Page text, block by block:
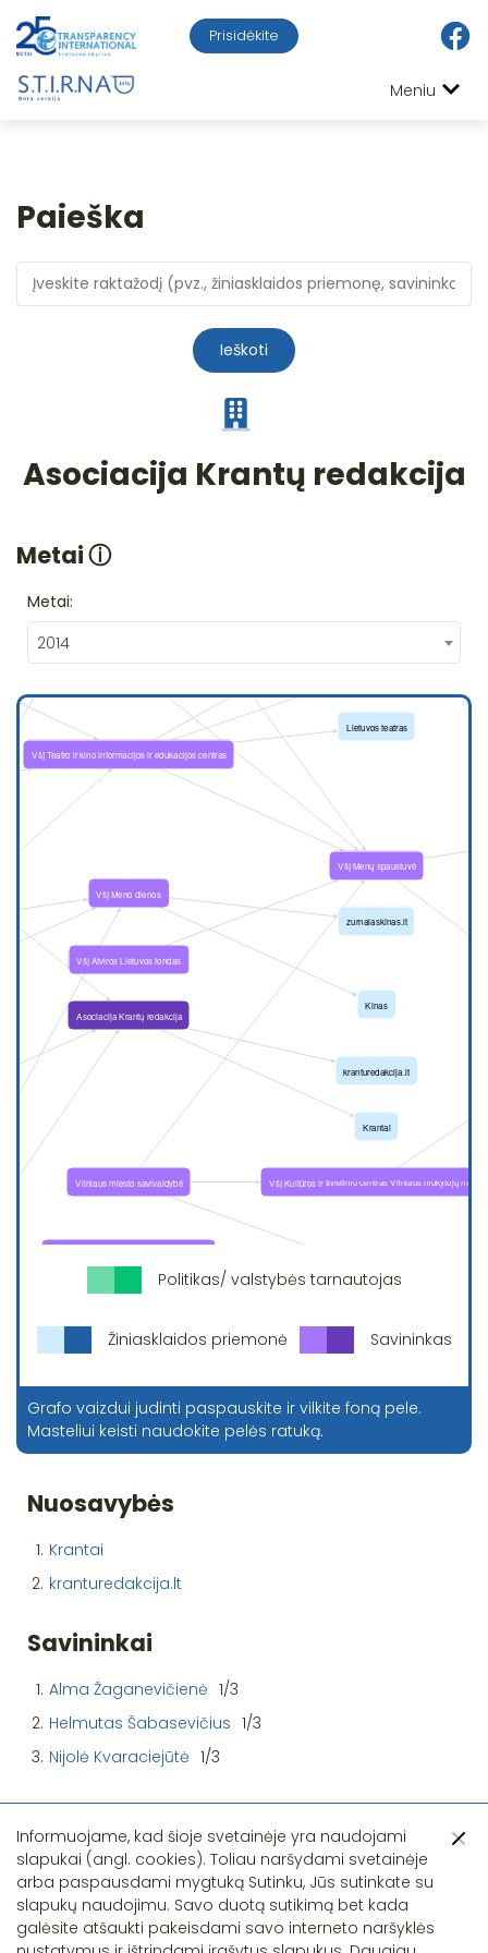
Prisidėkite
Meniu
Paieška
Ieškoti
Asociacija Krantų redakcija
Metaiⓘ
Metai:
2014
Politikas/ valstybės tarnautojas
Žiniasklaidos priemonė Savininkas
Grafo vaizdui judinti paspauskite ir vilkite foną pele.
Masteliui keisti naudokite pelės ratuką.
Nuosavybės
1. Krantai
2. kranturedakcija.lt
Savininkai
1. Alma Žaganevičienė 1/3
2. Helmutas Šabasevičius 1/3
3. Nijolė Kvaraciejūtė 1/3
Pastebėjote klaidą?
Informuojame, kad šioje svetainėje yra naudojami
slapukai (angl. cookies). Toliau naršydami svetainėje
arba paspausdami mygtuką Sutinku, Jūs sutinkate su
slapukų naudojimu. Savo duotą sutikimą bet kada
galėsite atšaukti pakeisdami savo interneto naršyklės